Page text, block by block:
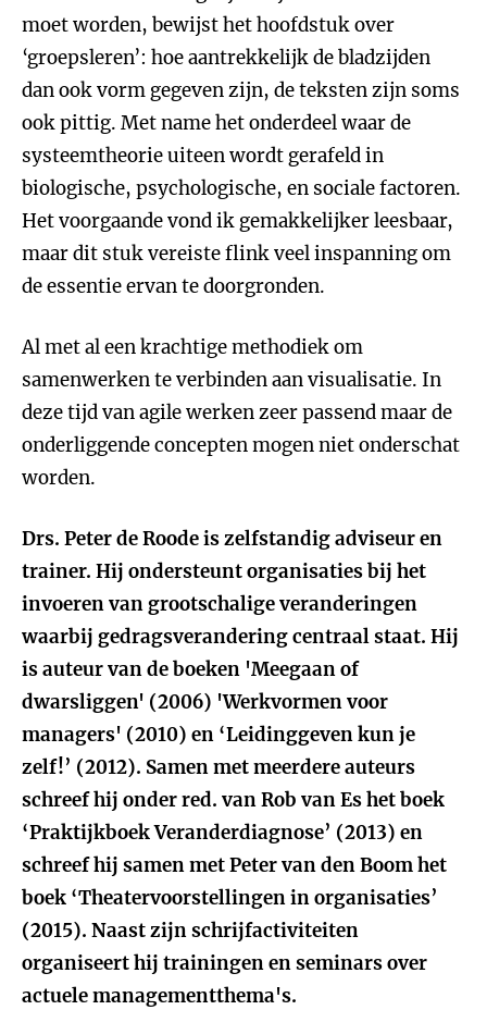
moet worden, bewijst het hoofdstuk over
‘groepsleren’: hoe aantrekkelijk de bladzijden
dan ook vorm gegeven zijn, de teksten zijn soms
ook pittig. Met name het onderdeel waar de
systeemtheorie uiteen wordt gerafeld in
biologische, psychologische, en sociale factoren.
Het voorgaande vond ik gemakkelijker leesbaar,
maar dit stuk vereiste flink veel inspanning om
de essentie ervan te doorgronden.
Al met al een krachtige methodiek om
samenwerken te verbinden aan visualisatie. In
deze tijd van agile werken zeer passend maar de
onderliggende concepten mogen niet onderschat
worden.
Drs. Peter de Roode is zelfstandig adviseur en
trainer. Hij ondersteunt organisaties bij het
invoeren van grootschalige veranderingen
waarbij gedragsverandering centraal staat. Hij
is auteur van de boeken 'Meegaan of
dwarsliggen' (2006) 'Werkvormen voor
managers' (2010) en ‘Leidinggeven kun je
zelf!’ (2012). Samen met meerdere auteurs
schreef hij onder red. van Rob van Es het boek
‘Praktijkboek Veranderdiagnose’ (2013) en
schreef hij samen met Peter van den Boom het
boek ‘Theatervoorstellingen in organisaties’
(2015). Naast zijn schrijfactiviteiten
organiseert hij trainingen en seminars over
actuele managementthema's.